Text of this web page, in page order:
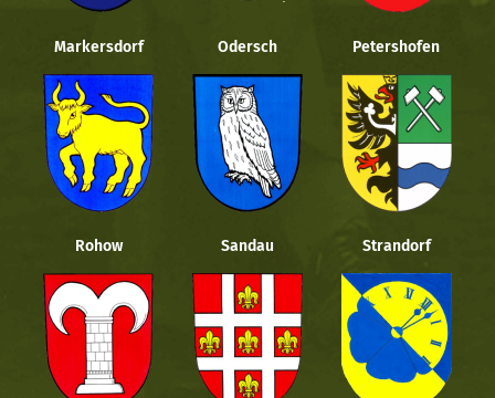
Markersdorf Odersch Petershofen
Rohow Sandau Strandorf